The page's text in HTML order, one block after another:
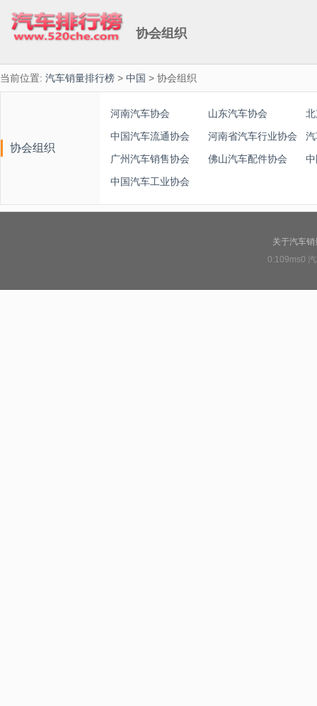
协会组织
当前位置: 汽车销量排行榜 > 中国 > 协会组织
协会组织
河南汽车协会 山东汽车协会
中国汽车流通协会 河南省汽车行业协会
广州汽车销售协会 佛山汽车配件协会
中国汽车工业协会
关于汽车
0:109ms0